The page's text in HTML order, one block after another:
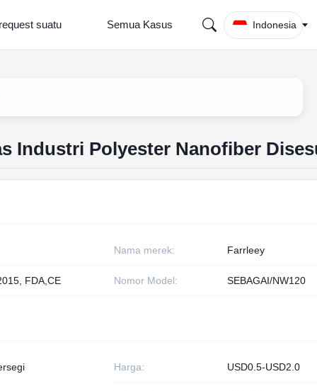
suatu Semua Kasus Indonesia
Industri Polyester Nanofiber
Nama merek: Farrleey
FDA,CE Nomor Model: SEBAGAI/NW120
Harga: USD0.5-USD2.0